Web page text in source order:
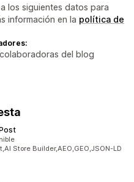
los siguientes datos para
información en la política de
del blog
Store Builder,AEO,GEO,JSON-LD